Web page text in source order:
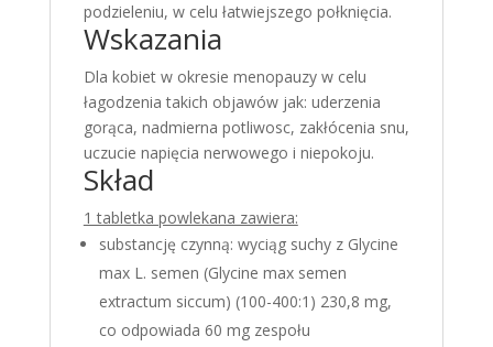
podzieleniu, w celu łatwiejszego połknięcia.
Wskazania
Dla kobiet w okresie menopauzy w celu
łagodzenia takich objawów jak: uderzenia
gorąca, nadmierna potliwosc, zakłócenia snu,
uczucie napięcia nerwowego i niepokoju.
Skład
1 tabletka powlekana zawiera:
substancję czynną: wyciąg suchy z Glycine
max L. semen (Glycine max semen
extractum siccum) (100-400:1) 230,8 mg,
co odpowiada 60 mg zespołu